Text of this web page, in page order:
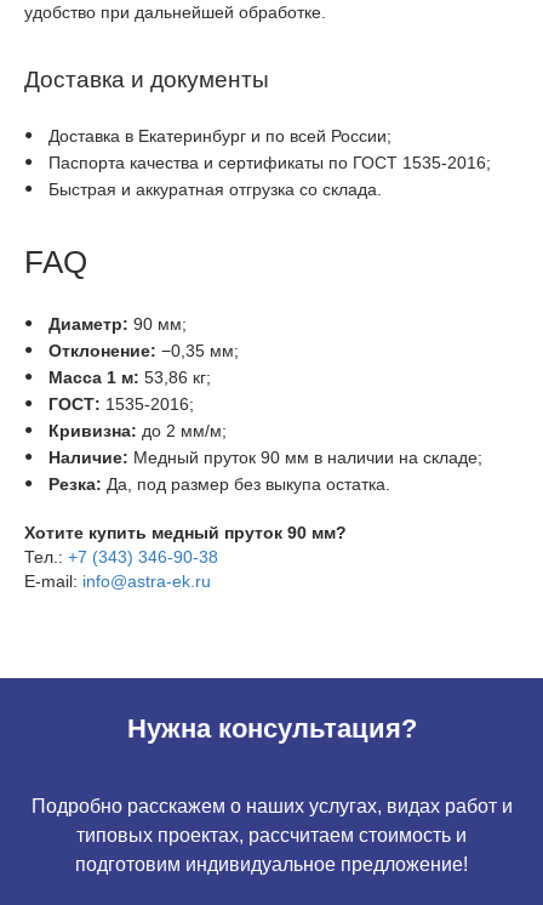
удобство при дальнейшей обработке.
Доставка и документы
Доставка в Екатеринбург и по всей России;
Паспорта качества и сертификаты по ГОСТ 1535-2016;
Быстрая и аккуратная отгрузка со склада.
FAQ
Диаметр: 90 мм;
Отклонение: −0,35 мм;
Масса 1 м: 53,86 кг;
ГОСТ: 1535-2016;
Кривизна: до 2 мм/м;
Наличие: Медный пруток 90 мм в наличии на складе;
Резка: Да, под размер без выкупа остатка.
Хотите купить медный пруток 90 мм?
Тел.: +7 (343) 346-90-38
E-mail: info@astra-ek.ru
Нужна консультация?
Подробно расскажем о наших услугах, видах работ и
типовых проектах, рассчитаем стоимость и
подготовим индивидуальное предложение!